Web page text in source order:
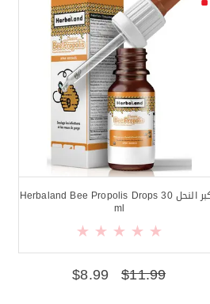
عكبر النحل Herbaland Bee Propolis Drops 30
ml
$11.99
$8.99